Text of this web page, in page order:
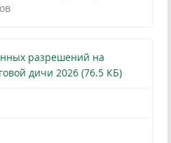
разрешений на
дичи 2026 (76.5 КБ)